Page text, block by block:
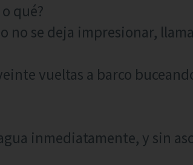
qué?
no se deja impresionar,
vueltas a barco
inmediatamente, y sin